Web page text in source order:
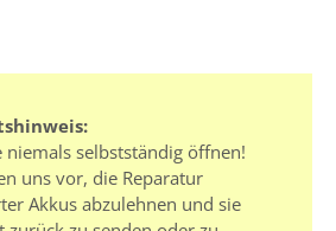
niemals selbstständig öffnen!
uns vor, die Reparatur
Akkus abzulehnen und sie